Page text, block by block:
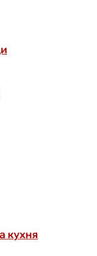
кухня